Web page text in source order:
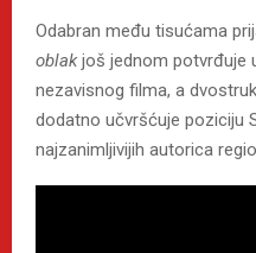
Odabran među tisućama
oblakjoš jednom potvrđuje
nezavisnog filma, a
dodatno učvršćuje poziciju
najzanimljivijih autorica